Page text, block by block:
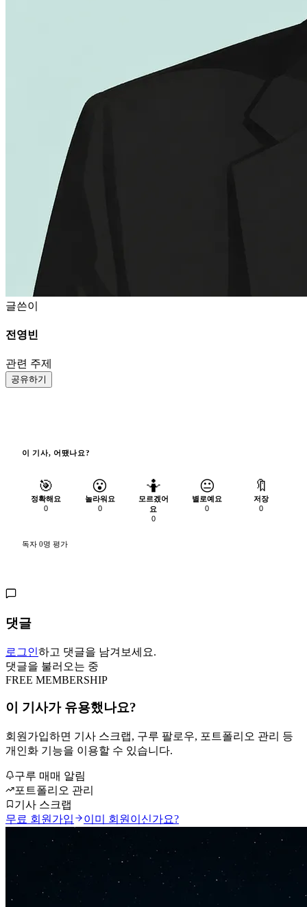
글쓴이
전영빈
관련 주제
공유하기
이 기사, 어땠나요?
🎯
정확해요
0
😮
놀라워요
0
🤷
모르겠어
요
0
😐
별로예요
0
🔖
저장
0
독자 0명 평가
댓글
로그인하고 댓글을 남겨보세요.
댓글을 불러오는 중
FREE MEMBERSHIP
이 기사가 유용했나요?
회원가입하면 기사 스크랩, 구루 팔로우, 포트폴리오 관리 등
개인화 기능을 이용할 수 있습니다.
구루 매매 알림
포트폴리오 관리
기사 스크랩
무료 회원가입
이미 회원이신가요?